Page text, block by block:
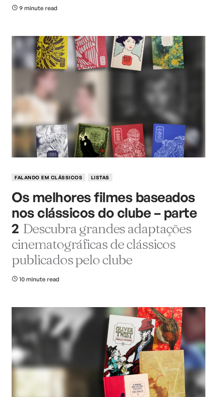
9 minute read
FALANDO EM CLÁSSICOS LISTAS
Os melhores filmes baseados
nos clássicos do clube – parte
2 Descubra grandes adaptações
cinematográficas de clássicos
publicados pelo clube
10 minute read